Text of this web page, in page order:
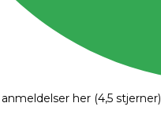
her (4,5 stjerner)